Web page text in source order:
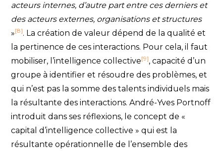
acteurs internes, d’autre part entre ces derniers et
des acteurs externes, organisations et structures
»[8]. La création de valeur dépend de la qualité et
la pertinence de ces interactions. Pour cela, il faut
mobiliser, l’intelligence collective[9], capacité d’un
groupe à identifier et résoudre des problèmes, et
qui n’est pas la somme des talents individuels mais
la résultante des interactions. André-Yves Portnoff
introduit dans ses réflexions, le concept de «
capital d’intelligence collective » qui est la
résultante opérationnelle de l’ensemble des